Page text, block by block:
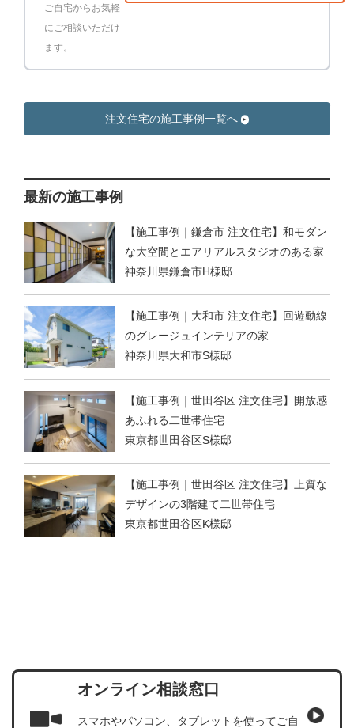
ご自宅からお気軽
にご相談いただけ
ます。
注文住宅の施工事例一覧へ
最新の施工事例
【施工事例｜鎌倉市 注文住宅】和モダン
な大空間とエアリアルスタジオのある家
神奈川県鎌倉市H様邸
【施工事例｜大和市 注文住宅】回遊動線
のグレージュインテリアの家
神奈川県大和市S様邸
【施工事例｜世田谷区 注文住宅】開放感
あふれる二世帯住宅
東京都世田谷区S様邸
【施工事例｜世田谷区 注文住宅】上質な
デザインの3階建て二世帯住宅
東京都世田谷区K様邸
オンライン相談窓口
スマホやパソコン、タブレットを使ってご自